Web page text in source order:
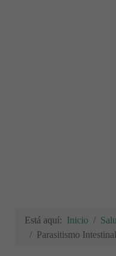
Está aquí: Inicio
Parasitismo